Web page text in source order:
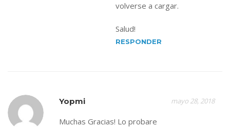
volverse a cargar.
Salud!
RESPONDER
Yopmi mayo 28, 2018
Muchas Gracias! Lo probare